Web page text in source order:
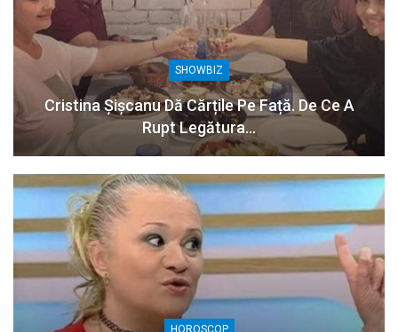
SHOWBIZ
Cristina Șișcanu Dă Cărțile Pe Față. De Ce A
Rupt Legătura…
HOROSCOP